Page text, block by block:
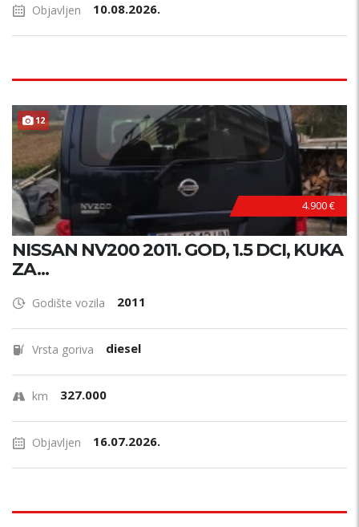
Objavljen 10.08.2026.
12
4.900 €
NISSAN NV200 2011. GOD, 1.5 DCI, KUKA
ZA...
Godište vozila 2011
Vrsta goriva diesel
km 327.000
Objavljen 16.07.2026.